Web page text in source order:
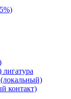
контакт)